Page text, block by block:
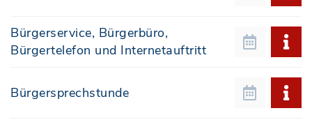
Bürgerservice, Bürgerbüro,
Bürgertelefon und Internetauftritt
Bürgersprechstunde